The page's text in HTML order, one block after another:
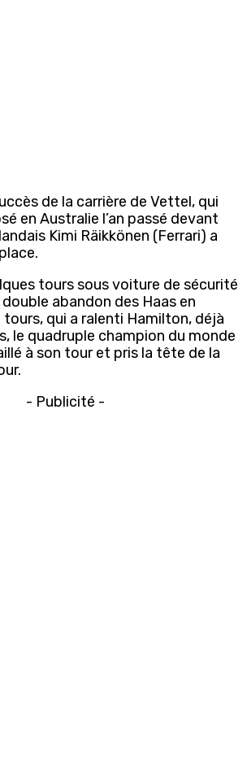
de la carrière de Vettel, qui
en Australie l’an passé devant
Kimi Räikkönen (Ferrari) a
tours sous voiture de sécurité
abandon des Haas en
tours, qui a ralenti Hamilton, déjà
le quadruple champion du monde
à son tour et pris la tête de la
- Publicité -